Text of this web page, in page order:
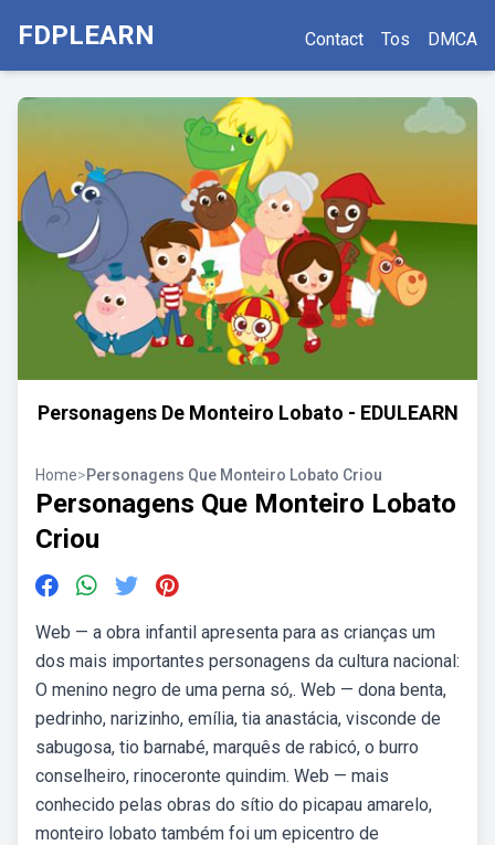
FDPLEARN Contact Tos DMCA
Personagens De Monteiro Lobato - EDULEARN
Home>Personagens Que Monteiro Lobato Criou
Personagens Que Monteiro Lobato
Criou
Web — a obra infantil apresenta para as crianças um
dos mais importantes personagens da cultura nacional:
O menino negro de uma perna só,. Web — dona benta,
pedrinho, narizinho, emília, tia anastácia, visconde de
sabugosa, tio barnabé, marquês de rabicó, o burro
conselheiro, rinoceronte quindim. Web — mais
conhecido pelas obras do sítio do picapau amarelo,
monteiro lobato também foi um epicentro de